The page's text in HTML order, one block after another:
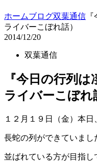
ホームブログ双葉通信
ライバーこぼれ話）
2014/12/20
双葉通信
『今日の行列
ライバーこぼれ
１２月１９日（金）本
長蛇の列ができていまし
並ばれている方が目指し